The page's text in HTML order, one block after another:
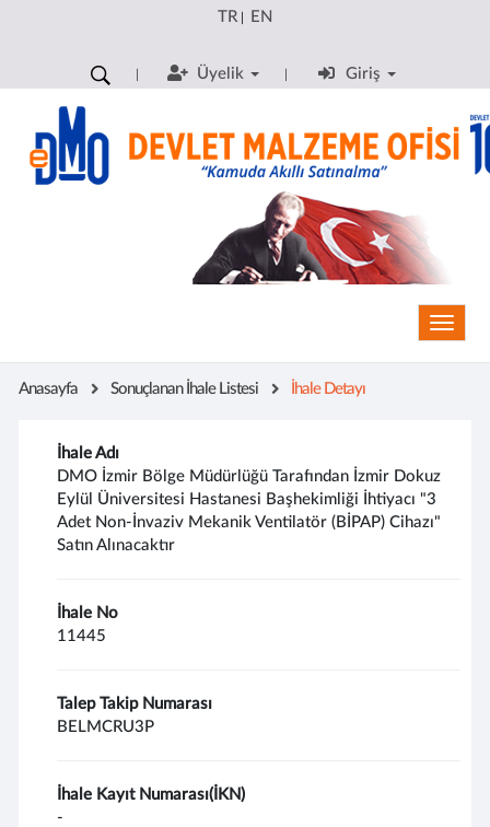
TR| EN
Üyelik Giriş
Anasayfa Sonuçlanan İhale Listesi İhale Detayı
İhale Adı
DMO İzmir Bölge Müdürlüğü Tarafından İzmir Dokuz
Eylül Üniversitesi Hastanesi Başhekimliği İhtiyacı "3
Adet Non-İnvaziv Mekanik Ventilatör (BİPAP) Cihazı"
Satın Alınacaktır
İhale No
11445
Talep Takip Numarası
BELMCRU3P
İhale Kayıt Numarası(İKN)
-